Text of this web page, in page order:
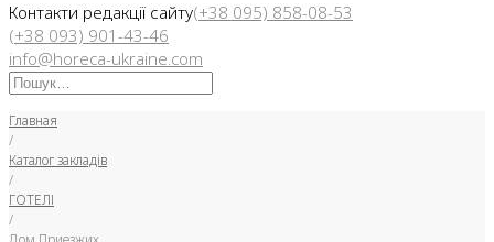
Контакти редакції сайту(+38 095) 858-08-53
(+38 093) 901-43-46
info@horeca-ukraine.com
Искать:
Главная
/
Каталог закладів
/
ГОТЕЛІ
/